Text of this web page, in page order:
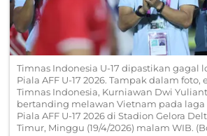
Timnas Indonesia U-17 dipastikan gagal
Piala AFF U-17 2026. Tampak dalam foto,
Timnas Indonesia, Kurniawan Dwi
bertanding melawan Vietnam pada laga
Piala AFF U-17 2026 di Stadion Gelora
Timur, Minggu (19/4/2026) malam WIB.